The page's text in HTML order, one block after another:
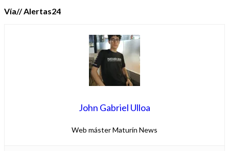
Vía// Alertas24
John Gabriel Ulloa
Web máster Maturín News